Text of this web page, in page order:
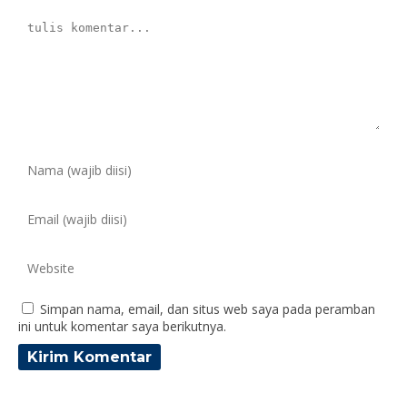
Simpan nama, email, dan situs web saya pada peramban
ini untuk komentar saya berikutnya.